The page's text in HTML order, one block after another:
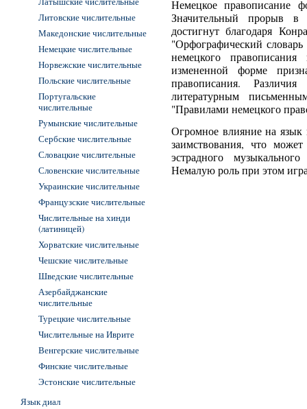
Немецкое правописание
Значительный прорыв в
достигнут благодаря
"Орфографический
немецкого
измененной форме
правописания.
литературным
"Правилами немецкого
Огромное влияние на язык
заимствования, что
эстрадного
Немалую роль при этом
Литовские числительные
Македонские числительные
Немецкие числительные
Норвежские числительные
Польские числительные
Португальские
числительные
Румынские числительные
Сербские числительные
Словацкие числительные
Словенские числительные
Украинские числительные
Французские числительные
Числительные на хинди
(латиницей)
Хорватские числительные
Чешские числительные
Шведские числительные
Азербайджанские
числительные
Турецкие числительные
Числительные на Иврите
Венгерские числительные
Финские числительные
Эстонские числительные
Язык диал